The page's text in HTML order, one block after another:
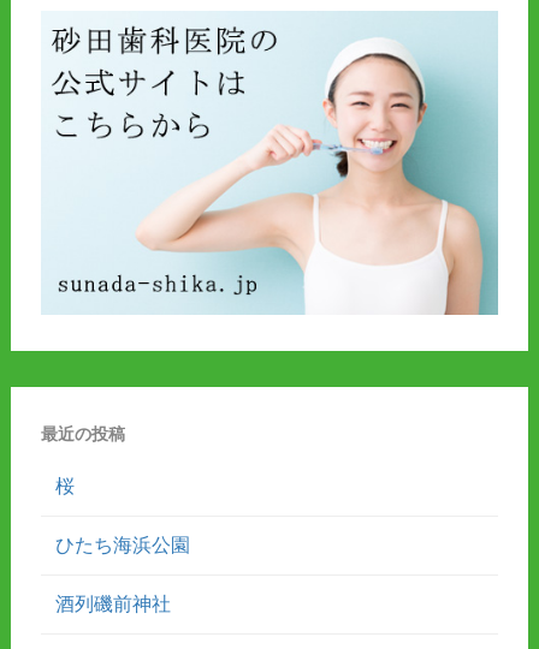
最近の投稿
桜
ひたち海浜公園
酒列磯前神社